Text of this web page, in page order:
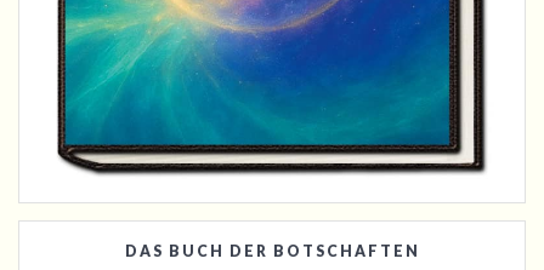
DAS BUCH DER BOTSCHAFTEN